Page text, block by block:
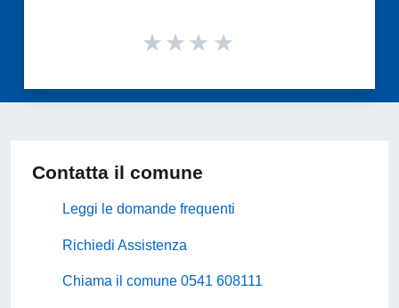
Contatta il comune
Leggi le domande frequenti
Richiedi Assistenza
Chiama il comune 0541 608111